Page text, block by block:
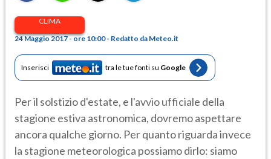
CLIMA
24 Maggio 2017 - ore 10:00 - Redatto da Meteo.it
Inserisci tra le tue fonti su Google
Per il solstizio d'estate, e l'avvio ufficiale della
stagione estiva astronomica, dovremo aspettare
ancora qualche giorno. Per quanto riguarda invece
la stagione meteorologica possiamo dirlo: siamo